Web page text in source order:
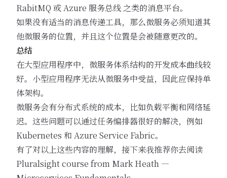
RabitMQ 或Azure 服务总线 之类的消息平台。
如果没有适当的消息传递工具，那么微服务必须知道其
他微服务的位置，并且这个位置是会被随意更改的。
总结
在大型应用程序中，微服务体系结构的开发成本曲线较
好。小型应用程序无法从微服务中受益，因此应保持单
体架构。
微服务会有分布式系统的成本，比如负载平衡和网络延
迟。这些问题可以通过任务编排器很好的解决，例如
Kubernetes 和 Azure Service Fabric。
有了对以上这些内容的理解，接下来我推荐你去阅读
Pluralsight course from Mark Heath —